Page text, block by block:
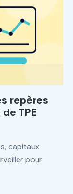
repères
TPE
capitaux
pour